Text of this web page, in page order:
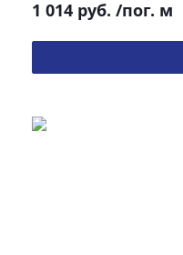
1 014 руб. /пог. м